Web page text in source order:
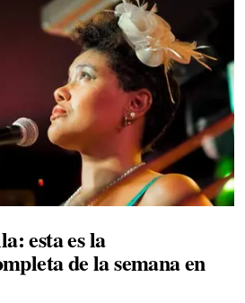
esta es la
de la semana en